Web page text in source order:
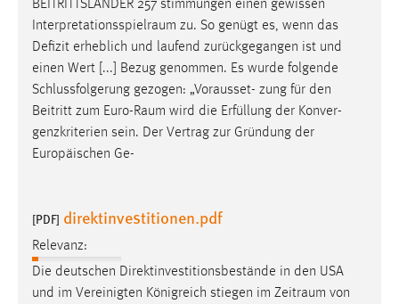
BEITRITTSLÄNDER 257 stimmungen einen gewissen
Interpretationsspielraum zu. So genügt es, wenn das
Defizit erheblich und laufend zurückgegangen ist und
einen Wert [...] Bezug genommen. Es wurde folgende
Schlussfolgerung gezogen: „Vorausset- zung für den
Beitritt zum Euro-Raum wird die Erfüllung der Konver-
genzkriterien sein. Der Vertrag zur Gründung der
Europäischen Ge-
[PDF] direktinvestitionen.pdf
Relevanz:
Die deutschen Direktinvestitionsbestände in den USA
und im Vereinigten Königreich stiegen im Zeitraum von